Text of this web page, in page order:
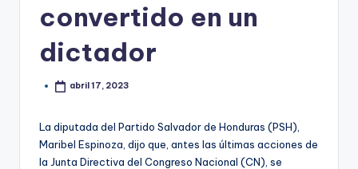
convertido en un
dictador
abril 17, 2023
La diputada del Partido Salvador de Honduras (PSH),
Maribel Espinoza, dijo que, antes las últimas acciones de
la Junta Directiva del Congreso Nacional (CN), se